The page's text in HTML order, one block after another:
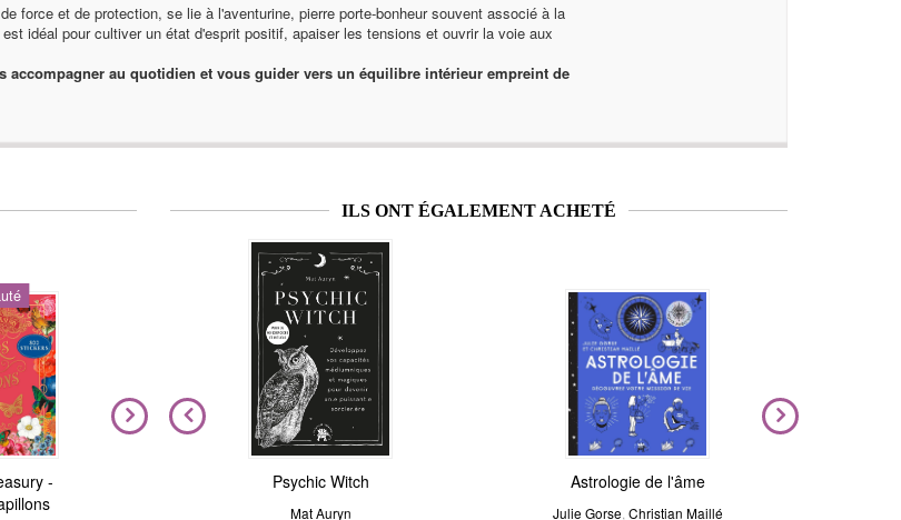
force et de protection, se lie à l'aventurine, pierre porte-bonheur souvent associé à la
idéal pour cultiver un état d'esprit positif, apaiser les tensions et ouvrir la voie aux
accompagner au quotidien et vous guider vers un équilibre intérieur empreint de
-
Nouveauté
Magic Stickers - Nature
André Sanchez
Nouveauté
Magic Stickers - Céleste
André Sanchez
ILS ONT ÉGALEMENT ACHETÉ
tous
Psychic Witch
Mat Auryn
Astrologie de l'âme
Julie Gorse Christian Maillé